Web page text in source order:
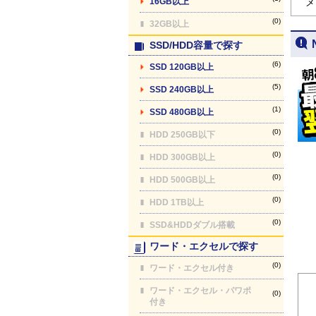
32GB以上 (0)
SSD/HDD容量で探す
SSD 120GB以上 (6)
SSD 240GB以上 (5)
SSD 480GB以上 (1)
HDD 250GB以下 (0)
HDD 300GB以上 (0)
HDD 500GB以上 (0)
HDD 1TB以上 (0)
SSD&HDDダブル搭載 (0)
ワード・エクセルで探す
ワード・エクセル付き (0)
ワード・エクセル・パワポ
付き
(0)